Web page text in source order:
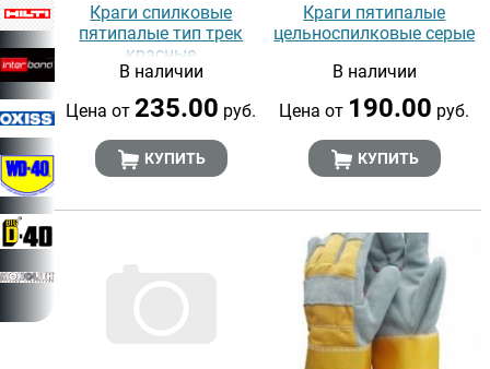
Краги спилковые
пятипалые тип трек
красные
В наличии
Цена от 235.00 руб.
КУПИТЬ
Краги пятипалые
цельноспилковые серые
В наличии
Цена от 190.00 руб.
КУПИТЬ